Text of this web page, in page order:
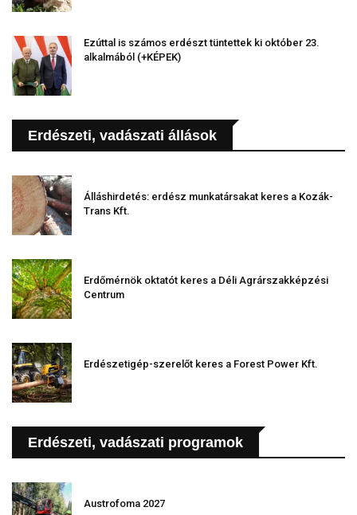
Ezúttal is számos erdészt tüntettek ki október 23.
alkalmából (+KÉPEK)
Erdészeti, vadászati állások
Álláshirdetés: erdész munkatársakat keres a Kozák-
Trans Kft.
Erdőmérnök oktatót keres a Déli Agrárszakképzési
Centrum
Erdészetigép-szerelőt keres a Forest Power Kft.
Erdészeti, vadászati programok
Austrofoma 2027